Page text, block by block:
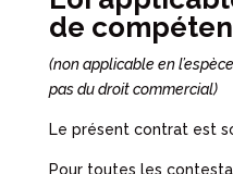
de
(non applicable en
pas du droit commercial)
Le présent contrat est
Pour toutes les